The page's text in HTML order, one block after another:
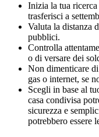
Inizia la tua
trasferisci a
Valuta la distanza
pubblici.
Controlla
o di versare dei
Non dimenticare
gas o internet, se
Scegli in base al
casa condivisa
sicurezza e
potrebbero essere